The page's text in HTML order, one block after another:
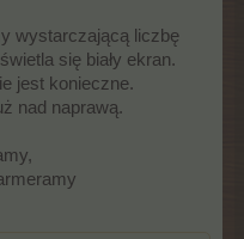
wystarczającą liczbę
się biały ekran.
jest konieczne.
nad naprawą.